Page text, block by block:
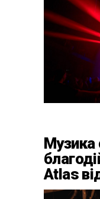
Музика
Atlas